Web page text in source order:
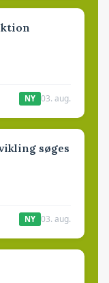
NY 03. aug.
søges
NY 03. aug.